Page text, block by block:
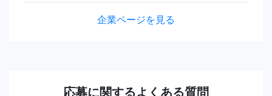
企業ページを見る
応募に関するよくある質問